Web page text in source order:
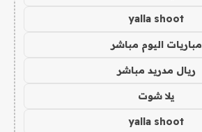
yalla shoot
مباريات اليوم مباشر
ريال مدريد مباشر
يلا شوت
yalla shoot